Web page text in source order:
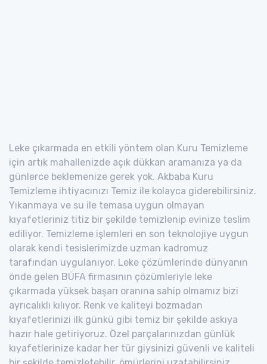
Leke çıkarmada en etkili yöntem olan Kuru Temizleme
için artık mahallenizde açık dükkan aramanıza ya da
günlerce beklemenize gerek yok. Akbaba Kuru
Temizleme ihtiyacınızı Temiz ile kolayca giderebilirsiniz.
Yıkanmaya ve su ile temasa uygun olmayan
kıyafetleriniz titiz bir şekilde temizlenip evinize teslim
ediliyor. Temizleme işlemleri en son teknolojiye uygun
olarak kendi tesislerimizde uzman kadromuz
tarafından uygulanıyor. Leke çözümlerinde dünyanın
önde gelen BÜFA firmasının çözümleriyle leke
çıkarmada yüksek başarı oranına sahip olmamız bizi
ayrıcalıklı kılıyor. Renk ve kaliteyi bozmadan
kıyafetlerinizi ilk günkü gibi temiz bir şekilde askıya
hazır hale getiriyoruz. Özel parçalarınızdan günlük
kıyafetlerinize kadar her tür giysinizi güvenli ve kaliteli